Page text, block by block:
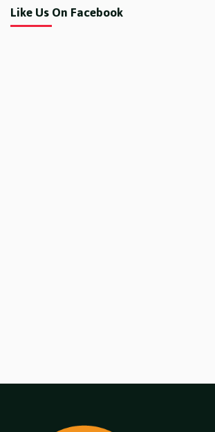
Like Us On Facebook